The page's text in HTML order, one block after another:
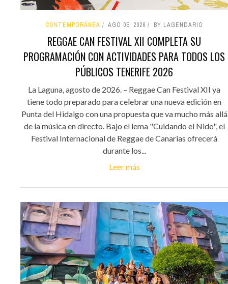
CONTEMPORÁNEA AGO 05, 2026 BY LAGENDARIO
REGGAE CAN FESTIVAL XII COMPLETA SU
PROGRAMACIÓN CON ACTIVIDADES PARA TODOS LOS
PÚBLICOS TENERIFE 2026
La Laguna, agosto de 2026. – Reggae Can Festival XII ya
tiene todo preparado para celebrar una nueva edición en
Punta del Hidalgo con una propuesta que va mucho más allá
de la música en directo. Bajo el lema "Cuidando el Nido", el
Festival Internacional de Reggae de Canarias ofrecerá
durante los...
Leer más